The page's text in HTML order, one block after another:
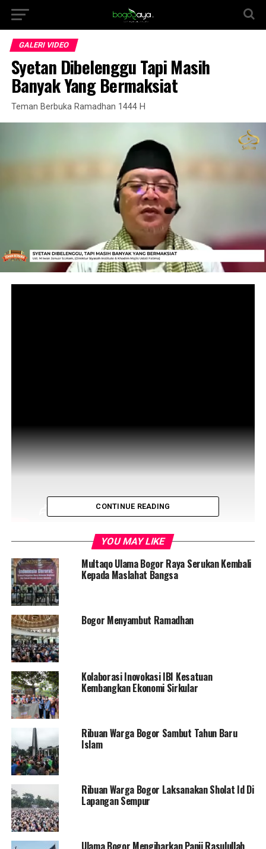
GALERI VIDEO
Syetan Dibelenggu Tapi Masih
Banyak Yang Bermaksiat
Teman Berbuka Ramadhan 1444 H
RELATED TOPICS: FEATURED
UP NEXT
Syari’at Islam Menangani Korupsi
The Power of Community
CONTINUE READING
YOU MAY LIKE
Multaqo Ulama Bogor Raya Serukan Kembali
Kepada Maslahat Bangsa
Bogor Menyambut Ramadhan
Kolaborasi Inovokasi IBI Kesatuan
Kembangkan Ekonomi Sirkular
Ribuan Warga Bogor Sambut Tahun Baru
Islam
Ribuan Warga Bogor Laksanakan Sholat Id Di
Lapangan Sempur
Ulama Bogor Mengibarkan Panji Rasulullah